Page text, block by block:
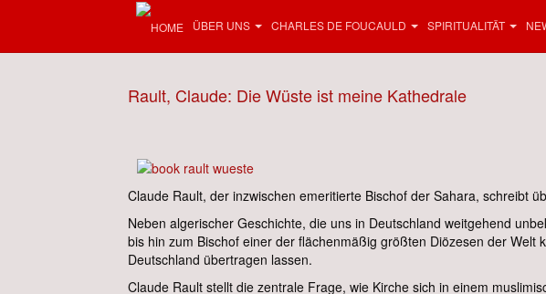
ÜBER UNS CHARLES DE FOUCAULD SPIRITUALITÄT
Rault, Claude: Die Wüste ist meine Kathedrale
Claude Rault, der inzwischen emeritierte Bischof der Sahara, schreibt
Neben algerischer Geschichte, die uns in Deutschland weitgehend
bis hin zum Bischof einer der flächenmäßig größten Diözesen der
Deutschland übertragen lassen.
Claude Rault stellt die zentrale Frage, wie Kirche sich in einem